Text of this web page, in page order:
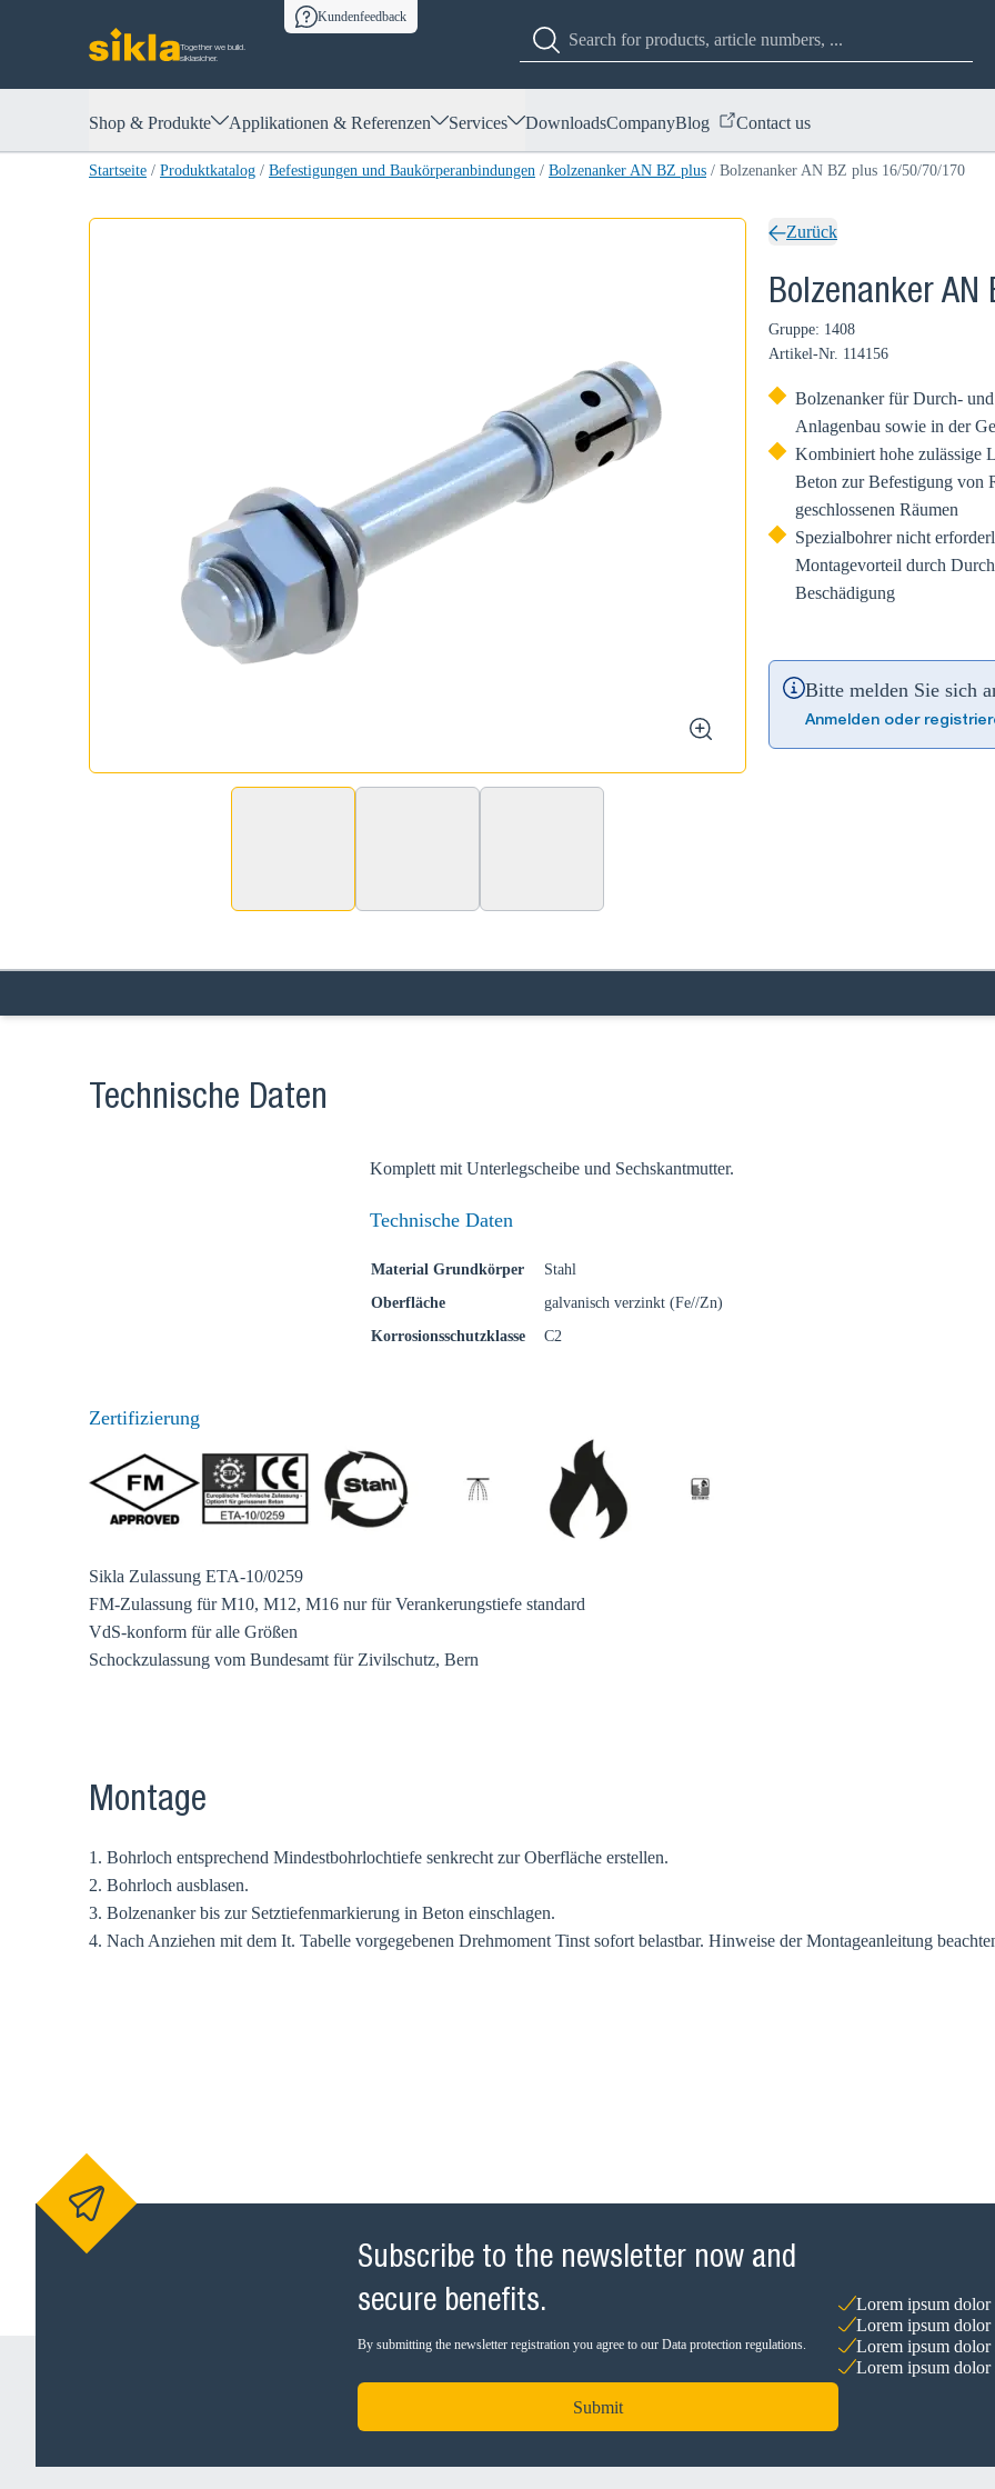
Kundenfeedback
Together we build.
siklasicher.
Shop & Produkte Applikationen & Referenzen Services DownloadsCompanyBlog Contact us
Startseite / Produktkatalog / Befestigungen und Baukörperanbindungen / Bolzenanker AN BZ plus / Bolzenanker AN BZ plus 16/50/70/170
zoom
Zurück
Bolzenanker
Gruppe: 1408
Artikel-Nr. 114156
Bolzenanker für Durch-
Anlagenbau sowie in der
Kombiniert hohe zulässige
Beton zur Befestigung von
geschlossenen Räumen
Spezialbohrer nicht
Montagevorteil durch
Beschädigung
Bitte melden Sie sich
Anmelden oder
Technische Daten
Komplett mit Unterlegscheibe und Sechskantmutter.
Technische Daten
Material Grundkörper
Stahl
Oberfläche
galvanisch verzinkt (Fe//Zn)
Korrosionsschutzklasse
C2
Zertifizierung
Sikla Zulassung ETA-10/0259
FM-Zulassung für M10, M12, M16 nur für Verankerungstiefe standard
VdS-konform für alle Größen
Schockzulassung vom Bundesamt für Zivilschutz, Bern
Montage
1. Bohrloch entsprechend Mindestbohrlochtiefe senkrecht zur Oberfläche erstellen.
2. Bohrloch ausblasen.
3. Bolzenanker bis zur Setztiefenmarkierung in Beton einschlagen.
4. Nach Anziehen mit dem It. Tabelle vorgegebenen Drehmoment Tinst sofort belastbar. Hinweise der Montageanleitung
Subscribe to the newsletter now and
secure benefits.
By submitting the newsletter registration you agree to our Data protection regulations.
Submit
Lorem ipsum dolor
Lorem ipsum dolor
Lorem ipsum dolor
Lorem ipsum dolor
Wählen Sie Ihr Land
Gehen Sie auf Ihre lokale Sikla-Seite und entdecken Sie Angebote für Ihr Land